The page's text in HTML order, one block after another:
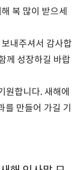
복 많이 받으세
내주셔서 감사합
께 성장하길 바랍
원합니다. 새해에
를 만들어 가길 기